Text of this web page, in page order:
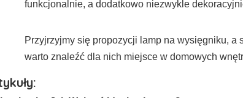
funkcjonalnie, a dodatkowo niezwykle
Przyjrzyjmy się propozycji lamp na wysięgniku, a
warto znaleźć dla nich miejsce w domowych